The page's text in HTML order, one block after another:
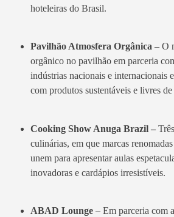
hoteleiras do Brasil.
Pavilhão Atmosfera Orgânica – O
orgânico no pavilhão em parceria
indústrias nacionais e internacionais
com produtos sustentáveis e livres
Cooking Show Anuga Brazil –
culinárias, em que marcas
unem para apresentar aulas
inovadoras e cardápios irresistíveis.
ABAD Lounge – Em parceria com